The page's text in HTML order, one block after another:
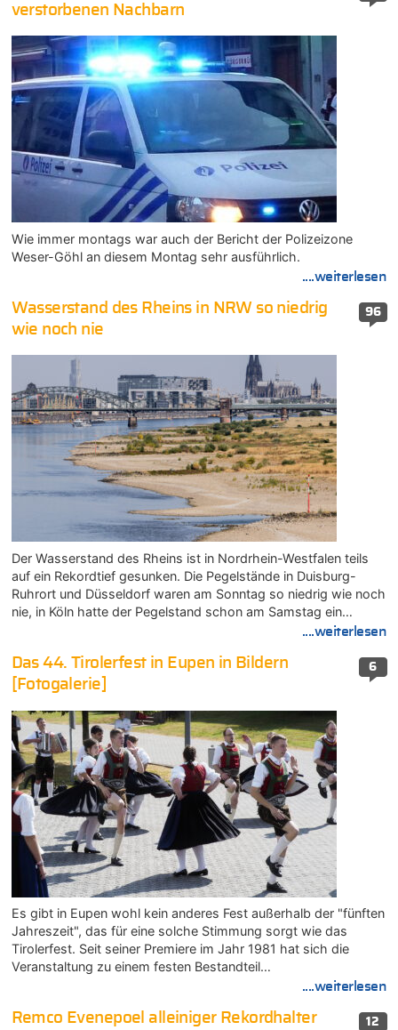
verstorbenen Nachbarn
Wie immer montags war auch der Bericht der Polizeizone
Weser-Göhl an diesem Montag sehr ausführlich.
....weiterlesen
96
Wasserstand des Rheins in NRW so niedrig
wie noch nie
Der Wasserstand des Rheins ist in Nordrhein-Westfalen teils
auf ein Rekordtief gesunken. Die Pegelstände in Duisburg-
Ruhrort und Düsseldorf waren am Sonntag so niedrig wie noch
nie, in Köln hatte der Pegelstand schon am Samstag ein…
....weiterlesen
6
Das 44. Tirolerfest in Eupen in Bildern
[Fotogalerie]
Es gibt in Eupen wohl kein anderes Fest außerhalb der "fünften
Jahreszeit", das für eine solche Stimmung sorgt wie das
Tirolerfest. Seit seiner Premiere im Jahr 1981 hat sich die
Veranstaltung zu einem festen Bestandteil…
....weiterlesen
12
Remco Evenepoel alleiniger Rekordhalter